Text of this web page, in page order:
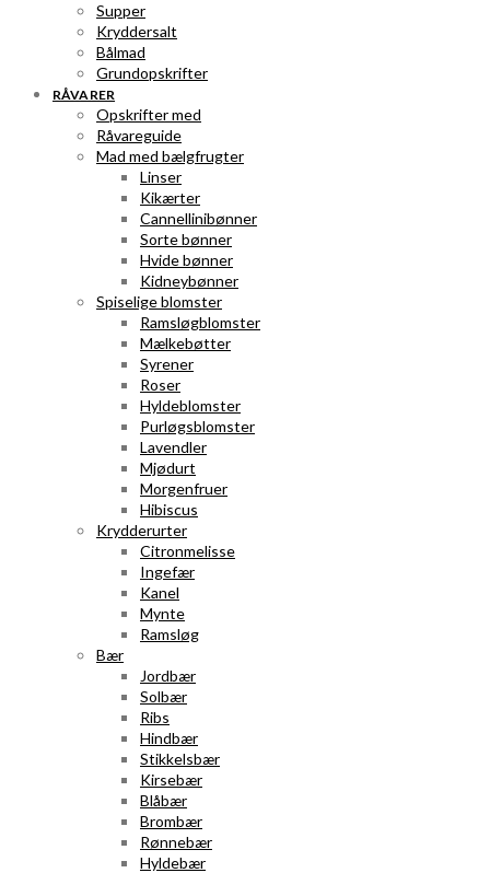
Supper
Kryddersalt
Bålmad
Grundopskrifter
RÅVARER
Opskrifter med
Råvareguide
Mad med bælgfrugter
Linser
Kikærter
Cannellinibønner
Sorte bønner
Hvide bønner
Kidneybønner
Spiselige blomster
Ramsløgblomster
Mælkebøtter
Syrener
Roser
Hyldeblomster
Purløgsblomster
Lavendler
Mjødurt
Morgenfruer
Hibiscus
Krydderurter
Citronmelisse
Ingefær
Kanel
Mynte
Ramsløg
Bær
Jordbær
Solbær
Ribs
Hindbær
Stikkelsbær
Kirsebær
Blåbær
Brombær
Rønnebær
Hyldebær